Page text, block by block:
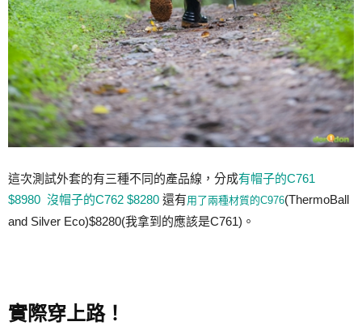
這次測試外套的有三種不同的產品線，分成有帽子的C761
$8980 沒帽子的C762 $8280 還有用了兩種材質的C976(ThermoBall
and Silver Eco)$8280(我拿到的應該是C761)。
實際穿上路！